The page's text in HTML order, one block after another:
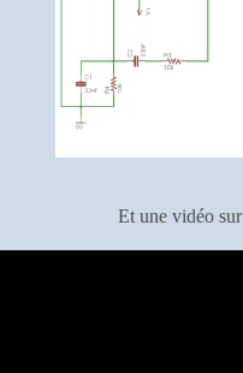
Et une vidéo